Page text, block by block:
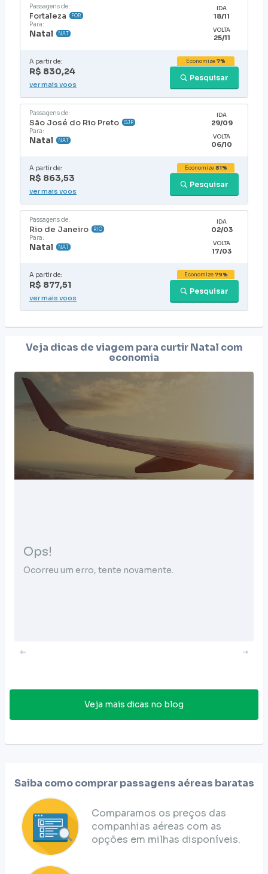
Passagens de:
Fortaleza FOR
Para:
Natal NAT
IDA
18/11
VOLTA
25/11
A partir de:
R$ 830,24
Pesquisar
Economize7%
ver mais voos
Passagens de:
São José do Rio Preto SJP
Para:
Natal NAT
IDA
29/09
VOLTA
06/10
A partir de:
R$ 863,53
Pesquisar
Economize81%
ver mais voos
Passagens de:
Rio de Janeiro RIO
Para:
Natal NAT
IDA
02/03
VOLTA
17/03
A partir de:
R$ 877,51
Pesquisar
Economize79%
ver mais voos
Veja dicas de viagem para curtirNatal com
economia
Ops!
Ocorreu um erro, tente novamente.
Veja mais dicas no blog
Saiba como comprar passagens aéreas baratas
Comparamos os preços das
companhias aéreas com as
opções em milhas disponíveis.